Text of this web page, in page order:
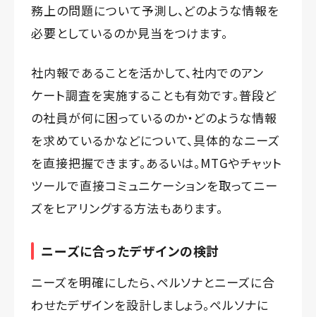
務上の問題について予測し、どのような情報を
必要としているのか見当をつけます。
社内報であることを活かして、社内でのアン
ケート調査を実施することも有効です。普段ど
の社員が何に困っているのか・どのような情報
を求めているかなどについて、具体的なニーズ
を直接把握できます。あるいは。MTGやチャット
ツールで直接コミュニケーションを取ってニー
ズをヒアリングする方法もあります。
ニーズに合ったデザインの検討
ニーズを明確にしたら、ペルソナとニーズに合
わせたデザインを設計しましょう。ペルソナに